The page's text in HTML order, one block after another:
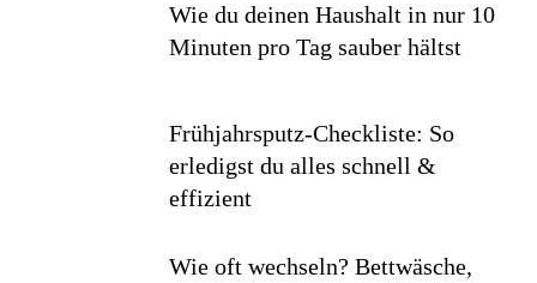
Wie du deinen Haushalt in nur 10
Minuten pro Tag sauber hältst
Frühjahrsputz-Checkliste: So
erledigst du alles schnell &
effizient
Wie oft wechseln? Bettwäsche,